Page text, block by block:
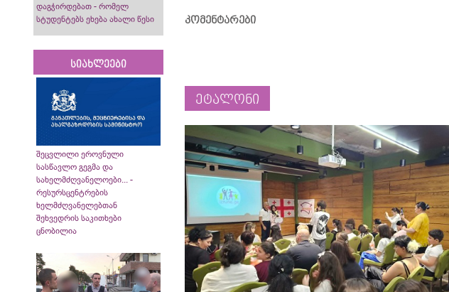
დაგჭირდებათ - რომელ
სტუდენტებს ეხება ახალი წესი
სიახლეები
შეცვლილი ეროვნული
სასწავლო გეგმა და
სახელმძღვანელოები... -
რესურსცენტრების
ხელმძღვანელებთან
შეხვედრის საკითხები
ცნობილია
კომენტარები
ეტალონი